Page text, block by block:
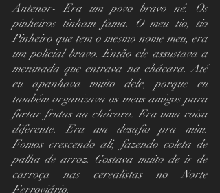
Antenor- Era um povo bravo né. Os
pinheiros tinham fama. O meu tio, tio
Pinheiro que tem o mesmo nome meu, era
um policial bravo. Então ele assustava a
meninada que entrava na chácara. Até
eu apanhava muito dele, porque eu
também organizava os meus amigos para
furtar frutas na chácara. Era uma coisa
diferente. Era um desafio pra mim.
Fomos crescendo ali, fazendo coleta de
palha de arroz. Gostava muito de ir de
carroça nas cerealistas no Norte
Ferroviário.